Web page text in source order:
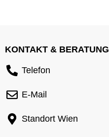
KONTAKT & BERATUNG
Telefon
E-Mail
Standort Wien